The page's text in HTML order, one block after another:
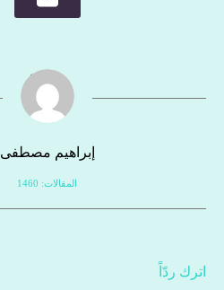
إبراهيم مصطفى
المقالات: 1460
اترك ردّاً